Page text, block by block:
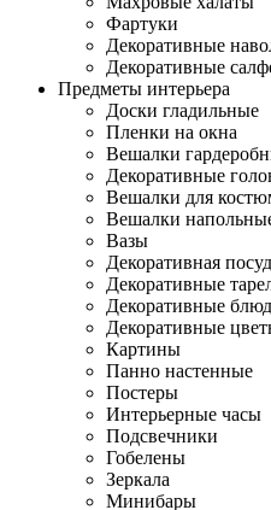
Фартуки
Декоративные
Декоративные
Предметы интерьера
Доски гладильные
Пленки на окна
Вешалки
Декоративные
Вешалки для
Вешалки
Вазы
Декоративная
Декоративные
Декоративные
Декоративные
Картины
Панно настенные
Постеры
Интерьерные часы
Подсвечники
Гобелены
Зеркала
Минибары